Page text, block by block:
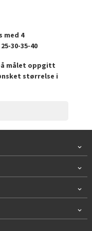
med 4
30-35-40
målet oppgitt
størrelse i